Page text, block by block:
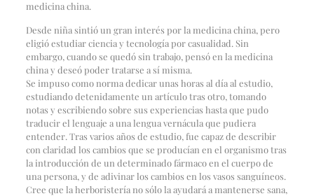
medicina china.
Desde niña sintió un gran interés por la medicina china, pero
eligió estudiar ciencia y tecnología por casualidad. Sin
embargo, cuando se quedó sin trabajo, pensó en la medicina
china y deseó poder tratarse a sí misma.
Se impuso como norma dedicar unas horas al día al estudio,
estudiando detenidamente un artículo tras otro, tomando
notas y escribiendo sobre sus experiencias hasta que pudo
traducir el lenguaje a una lengua vernácula que pudiera
entender. Tras varios años de estudio, fue capaz de describir
con claridad los cambios que se producían en el organismo tras
la introducción de un determinado fármaco en el cuerpo de
una persona, y de adivinar los cambios en los vasos sanguíneos.
Cree que la herboristería no sólo la ayudará a mantenerse sana,